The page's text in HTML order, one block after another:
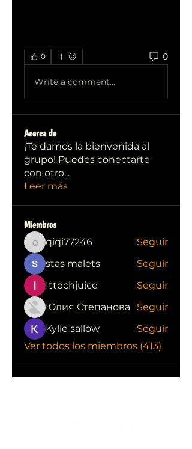
0 0
Write a comment...
Acerca de
¡Te damos la bienvenida al
grupo! Puedes conectarte
con otro...
Leer más
Miembros
qiqi77246
qiqi77246
Seguir
stas malets
Seguir
Ittechjuice
Seguir
Юлия Степанова
Seguir
Kylie sallow
Seguir
Ver todos los miembros (413)